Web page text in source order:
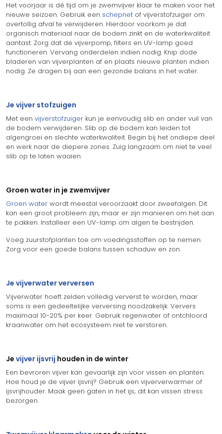
Het voorjaar is dé tijd om je zwemvijver klaar te maken voor het
nieuwe seizoen. Gebruik een schepnet of vijverstofzuiger om
overtollig afval te verwijderen. Hierdoor voorkom je dat
organisch materiaal naar de bodem zinkt en de waterkwaliteit
aantast. Zorg dat de vijverpomp, filters en UV-lamp goed
functioneren. Vervang onderdelen indien nodig. Knip dode
bladeren van vijverplanten af en plaats nieuwe planten indien
nodig. Ze dragen bij aan een gezonde balans in het water.
Je vijver stofzuigen
Met een vijverstofzuiger kun je eenvoudig slib en ander vuil van
de bodem verwijderen. Slib op de bodem kan leiden tot
algengroei en slechte waterkwaliteit. Begin bij het ondiepe deel
en werk naar de diepere zones. Zuig langzaam om niet te veel
slib op te laten waaien.
Groen water in je zwemvijver
Groen water wordt meestal veroorzaakt door zweefalgen. Dit
kan een groot probleem zijn, maar er zijn manieren om het aan
te pakken. Installeer een UV-lamp om algen te bestrijden.
Voeg zuurstofplanten toe om voedingsstoffen op te nemen.
Zorg voor een goede balans tussen schaduw en zon.
Je vijverwater verversen
Vijverwater hoeft zelden volledig ververst te worden, maar
soms is een gedeeltelijke verversing noodzakelijk. Ververs
maximaal 10-20% per keer. Gebruik regenwater of ontchloord
kraanwater om het ecosysteem niet te verstoren.
Je vijver ijsvrij houden in de winter
Een bevroren vijver kan gevaarlijk zijn voor vissen en planten.
Hoe houd je de vijver ijsvrij? Gebruik een vijververwarmer of
ijsvrijhouder. Maak geen gaten in het ijs; dit kan vissen stress
bezorgen.